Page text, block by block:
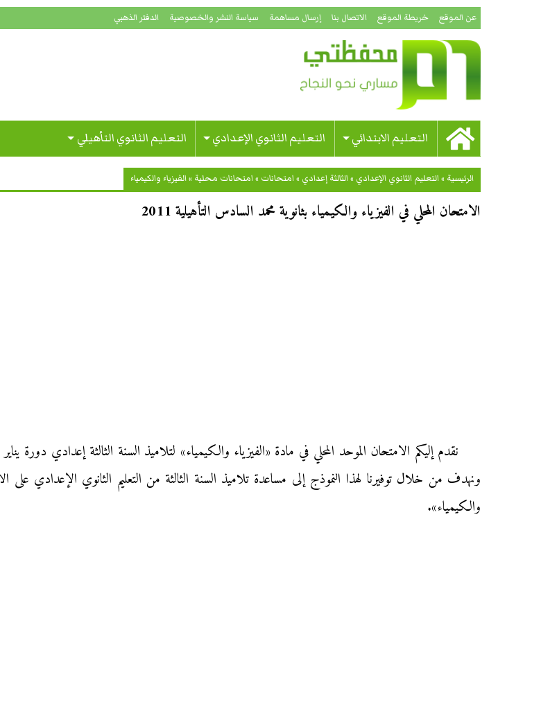
عن الموقع خريطة الموقع الاتصال بنا إرسال مساهمة سياسة النشر والخصوصية الدفتر الذهبي
التعليم الابتدائي التعليم الثانوي الإعدادي التعليم الثانوي التأهيلي
الرئيسية »التعليم الثانوي الإعدادي »الثالثة إعدادي »امتحانات »امتحانات محلية »الفيزياء والكيمياء
الامتحان المحلي في الفيزياء والكيمياء بثانوية محمد السادس التأهيلية 2011
ونهدف من خلال توفيرنا لهذا النموذج إلى مساعدة تلاميذ السنة الثالثة من التعليم الثانوي الإعدادي على
والكيمياء».